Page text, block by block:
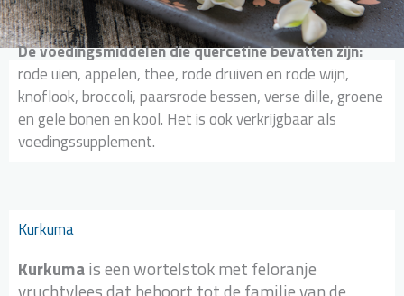
De voedingsmiddelen die quercetine bevatten zijn:
rode uien, appelen, thee, rode druiven en rode wijn,
knoflook, broccoli, paarsrode bessen, verse dille, groene
en gele bonen en kool. Het is ook verkrijgbaar als
voedingssupplement.
Kurkuma
Kurkumais een wortelstok met feloranje